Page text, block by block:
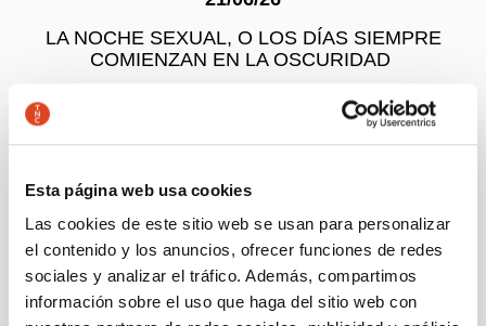
Esta página web usa cookies
Las cookies de este sitio web se usan para personalizar
el contenido y los anuncios, ofrecer funciones de redes
sociales y analizar el tráfico. Además, compartimos
información sobre el uso que haga del sitio web con
LA NOCHE SEXUAL, O LOS DÍAS SIEMPRE
COMIENZAN EN LA OSCURIDAD
(BIOLOGÍA. EL CRUCE DE LAS ESPECIES)
UN GIRO COMPLETO DE LA TIERRA (23 horas,
56 minutos y 4 segundos)
MI LIBRO DE LA ALMOHADA (UNIVERSO)